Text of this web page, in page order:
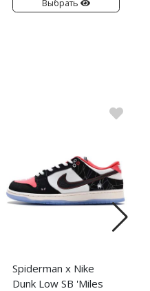
Выбрать
Spiderman x Nike
Dunk Low SB 'Miles